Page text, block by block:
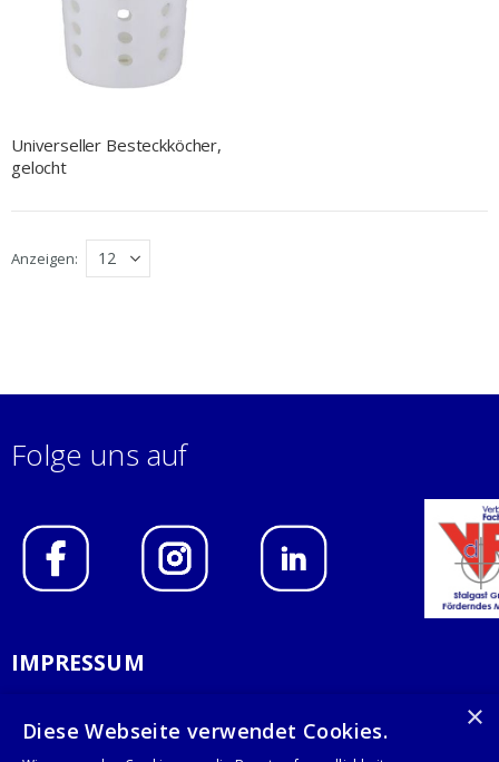
Universeller Besteckköcher,
gelocht
Anzeigen
Folge uns auf
IMPRESSUM
×
Diese Webseite verwendet Cookies.